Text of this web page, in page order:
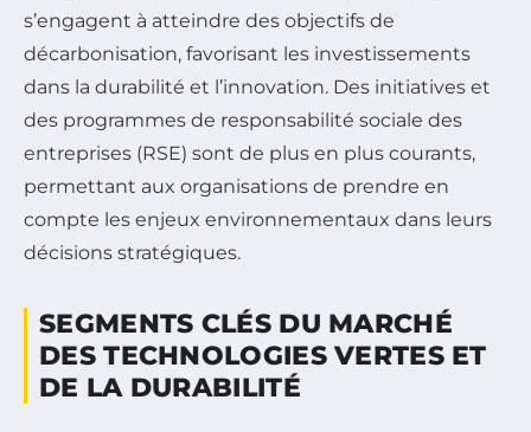
s’engagent à atteindre des objectifs de
décarbonisation, favorisant les investissements
dans la durabilité et l’innovation. Des initiatives et
des programmes de responsabilité sociale des
entreprises (RSE) sont de plus en plus courants,
permettant aux organisations de prendre en
compte les enjeux environnementaux dans leurs
décisions stratégiques.
SEGMENTS CLÉS DU MARCHÉ
DES TECHNOLOGIES VERTES ET
DE LA DURABILITÉ